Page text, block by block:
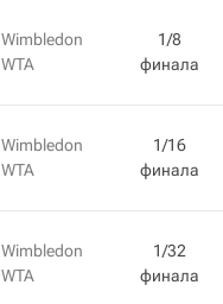
Wimbledon
WTA
1/8
финала
Wimbledon
WTA
1/16
финала
Wimbledon
WTA
1/32
финала